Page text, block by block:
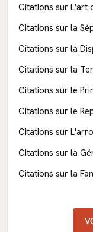
Citations sur L'art
Citations sur la
Citations sur la
Citations sur la
Citations sur le
Citations sur le
Citations sur
Citations sur la
Citations sur la